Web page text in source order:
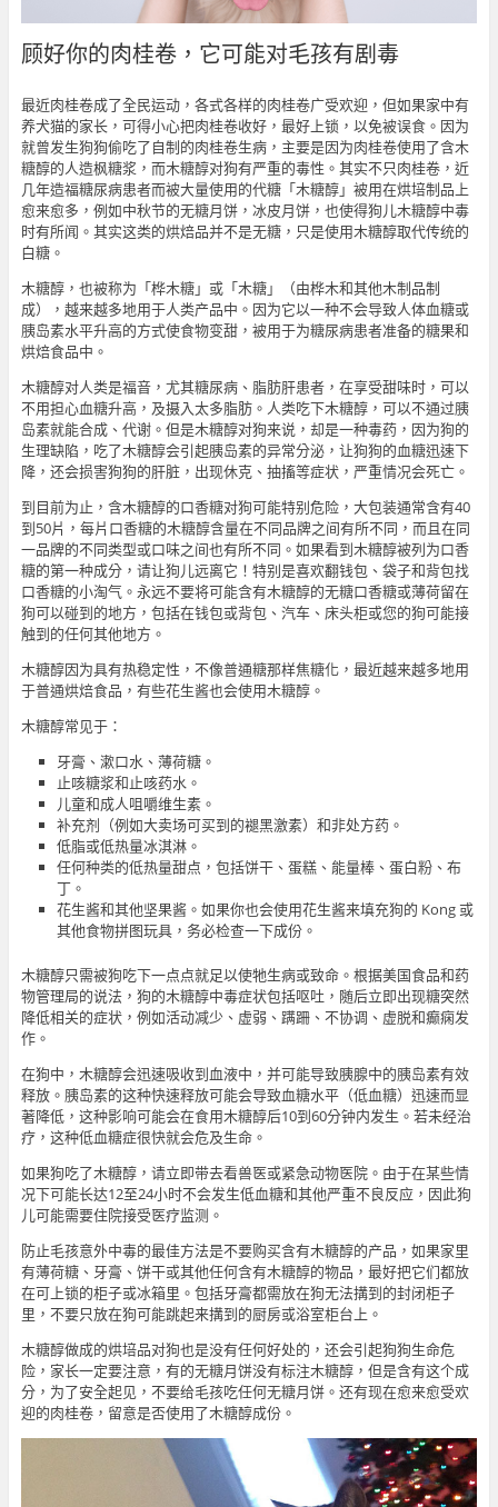
顾好你的肉桂卷，它可能对毛孩有剧毒
最近肉桂卷成了全民运动，各式各样的肉桂卷广受欢迎，但如果家中有
养犬猫的家长，可得小心把肉桂卷收好，最好上锁，以免被误食。因为
就曾发生狗狗偷吃了自制的肉桂卷生病，主要是因为肉桂卷使用了含木
糖醇的人造枫糖浆，而木糖醇对狗有严重的毒性。其实不只肉桂卷，近
几年造福糖尿病患者而被大量使用的代糖「木糖醇」被用在烘培制品上
愈来愈多，例如中秋节的无糖月饼，冰皮月饼，也使得狗儿木糖醇中毒
时有所闻。其实这类的烘焙品并不是无糖，只是使用木糖醇取代传统的
白糖。
木糖醇，也被称为「桦木糖」或「木糖」（由桦木和其他木制品制
成），越来越多地用于人类产品中。因为它以一种不会导致人体血糖或
胰岛素水平升高的方式使食物变甜，被用于为糖尿病患者准备的糖果和
烘焙食品中。
木糖醇对人类是福音，尤其糖尿病、脂肪肝患者，在享受甜味时，可以
不用担心血糖升高，及摄入太多脂肪。人类吃下木糖醇，可以不通过胰
岛素就能合成、代谢。但是木糖醇对狗来说，却是一种毒药，因为狗的
生理缺陷，吃了木糖醇会引起胰岛素的异常分泌，让狗狗的血糖迅速下
降，还会损害狗狗的肝脏，出现休克、抽搐等症状，严重情况会死亡。
到目前为止，含木糖醇的口香糖对狗可能特别危险，大包装通常含有40
到50片，每片口香糖的木糖醇含量在不同品牌之间有所不同，而且在同
一品牌的不同类型或口味之间也有所不同。如果看到木糖醇被列为口香
糖的第一种成分，请让狗儿远离它！特别是喜欢翻钱包、袋子和背包找
口香糖的小淘气。永远不要将可能含有木糖醇的无糖口香糖或薄荷留在
狗可以碰到的地方，包括在钱包或背包、汽车、床头柜或您的狗可能接
触到的任何其他地方。
木糖醇因为具有热稳定性，不像普通糖那样焦糖化，最近越来越多地用
于普通烘焙食品，有些花生酱也会使用木糖醇。
木糖醇常见于：
牙膏、漱口水、薄荷糖。
止咳糖浆和止咳药水。
儿童和成人咀嚼维生素。
补充剂（例如大卖场可买到的褪黑激素）和非处方药。
低脂或低热量冰淇淋。
任何种类的低热量甜点，包括饼干、蛋糕、能量棒、蛋白粉、布
丁。
花生酱和其他坚果酱。如果你也会使用花生酱来填充狗的 Kong 或
其他食物拼图玩具，务必检查一下成份。
木糖醇只需被狗吃下一点点就足以使牠生病或致命。根据美国食品和药
物管理局的说法，狗的木糖醇中毒症状包括呕吐，随后立即出现糖突然
降低相关的症状，例如活动减少、虚弱、蹒跚、不协调、虚脱和癫痫发
作。
在狗中，木糖醇会迅速吸收到血液中，并可能导致胰腺中的胰岛素有效
释放。胰岛素的这种快速释放可能会导致血糖水平（低血糖）迅速而显
著降低，这种影响可能会在食用木糖醇后10到60分钟内发生。若未经治
疗，这种低血糖症很快就会危及生命。
如果狗吃了木糖醇，请立即带去看兽医或紧急动物医院。由于在某些情
况下可能长达12至24小时不会发生低血糖和其他严重不良反应，因此狗
儿可能需要住院接受医疗监测。
防止毛孩意外中毒的最佳方法是不要购买含有木糖醇的产品，如果家里
有薄荷糖、牙膏、饼干或其他任何含有木糖醇的物品，最好把它们都放
在可上锁的柜子或冰箱里。包括牙膏都需放在狗无法搆到的封闭柜子
里，不要只放在狗可能跳起来搆到的厨房或浴室柜台上。
木糖醇做成的烘培品对狗也是没有任何好处的，还会引起狗狗生命危
险，家长一定要注意，有的无糖月饼没有标注木糖醇，但是含有这个成
分，为了安全起见，不要给毛孩吃任何无糖月饼。还有现在愈来愈受欢
迎的肉桂卷，留意是否使用了木糖醇成份。